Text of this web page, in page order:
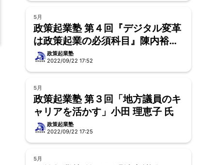
5月
政策起業塾 第４回『デジタル変革
は政策起業の必須科目』陳内裕樹
氏 政策起業塾
2022/09/22 17:52
5月
政策起業塾 第３回「地方議員のキ
ャリアを活かす」小田 理恵子 氏
政策起業塾
2022/09/22 17:25
5月